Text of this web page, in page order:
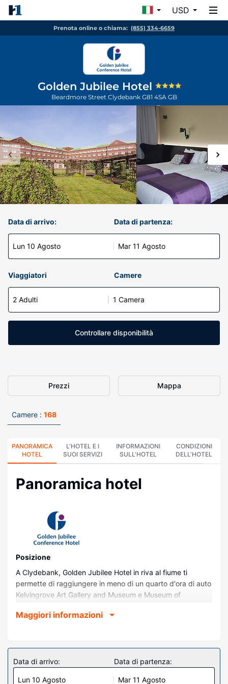
USD
Prenota online o chiama: (855) 334-6659
Golden Jubilee Hotel
Beardmore Street Clydebank G81 4SA GB
Data di arrivo:
Lun 10 Agosto
Data di partenza:
Mar 11 Agosto
Viaggiatori Camere
2 Adulti 1 Camera
Controllare disponibilità
Prezzi Mappa
Camere : 168
PANORAMICA
HOTEL
L'HOTEL E I
SUOI SERVIZI
INFORMAZIONI
SULL'HOTEL
CONDIZIONI
DELL'HOTEL
Panoramica hotel
Posizione
A Clydebank, Golden Jubilee Hotel in riva al fiume ti
permette di raggiungere in meno di un quarto d'ora di auto
Kelvingrove Art Gallery and Museum e Museum of
(Scottish Event Campus) e 11 km da OVO Hydro.
Soggiorna in una delle 168 camere della struttura,
complete di TV LED. Il Wi-Fi gratuito ti consente di restare
in contatto con il mondo, mentre la TV con canali in digitale
è l'ideale per concedersi un po' di svago. Il bagno in
Maggiori informazioni
Data di arrivo:
Lun 10 Agosto
Data di partenza:
Mar 11 Agosto